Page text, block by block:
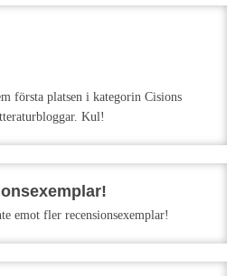
första platsen i kategorin Cisions
Kul!
emot fler recensionsexemplar!